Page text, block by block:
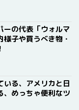
ーの代表「ウォルマ
子や買うべき物・
いる、アメリカと日
、めっちゃ便利なツ